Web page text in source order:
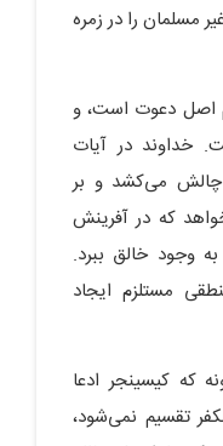
مسلمان را در زمره
اصل دعوت است، و
خداوند در آیات
می‌کشد و بر
که در آفرینش
وجود خالق ببرد.
مستلزم ایجاد
که کیسینجر ادعا
تقسیم نمی‌شود،